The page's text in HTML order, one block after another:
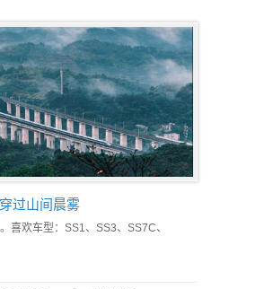
过山间晨雾
喜欢车型：SS1、SS3、SS7C、